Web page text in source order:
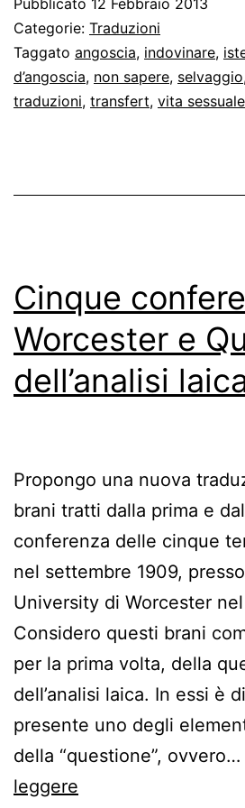
di
Sigmund
Freud
(1910)
Categorie: Traduzioni
Taggato angoscia, indovinare,
d’angoscia, non sapere, selvaggio
traduzioni, transfert, vita sessuale
Cinque
Worcester e
dell’analisi
Propongo una nuova
brani tratti dalla prima e
conferenza delle cinque
nel settembre 1909,
University di Worcester
Considero questi brani
per la prima volta, della
dell’analisi laica. In essi è
presente uno degli
della “questione”, ovvero…
leggere